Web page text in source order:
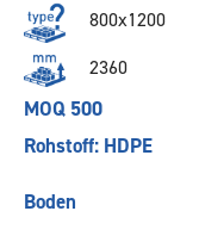
800x1200
2360
MOQ 500
Rohstoff: HDPE
Boden